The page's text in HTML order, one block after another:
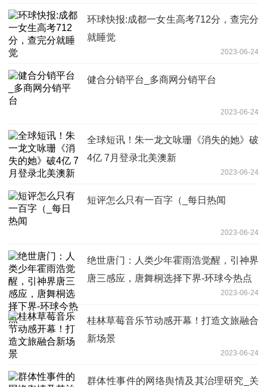
环球快报:成都一女生高考712分，查完分
就睡觉
2023-06-24
健合分销平台_多商网分销平台
2023-06-24
全球短讯！朱一龙文咏珊《消失的她》破
4亿 7月登录北美澳新
2023-06-24
短评怎么只有一百字（_每日热闻
2023-06-24
绝世唐门：人类少年霍雨浩觉醒，引神界
唐三感应，唐舞桐选择下界-环球今热点
2023-06-24
桂林草莓音乐节动感开幕！打造文旅融合
新场景
2023-06-24
群体性事件的网络舆情及其治理研究_关